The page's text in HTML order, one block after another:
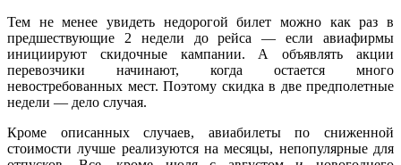
Тем не менее увидеть недорогой билет можно как раз в
предшествующие 2 недели до рейса — если авиафирмы
инициируют скидочные кампании. А объявлять акции
перевозчики начинают, когда остается много
невостребованных мест. Поэтому скидка в две предполетные
недели — дело случая.
Кроме описанных случаев, авиабилеты по сниженной
стоимости лучше реализуются на месяцы, непопулярные для